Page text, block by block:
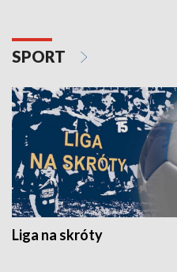
SPORT
Liga na skróty